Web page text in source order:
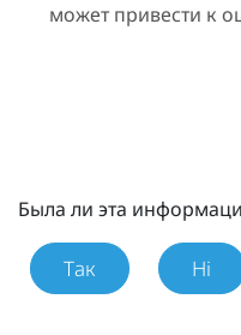
может привести к
Была ли эта
Так Ні